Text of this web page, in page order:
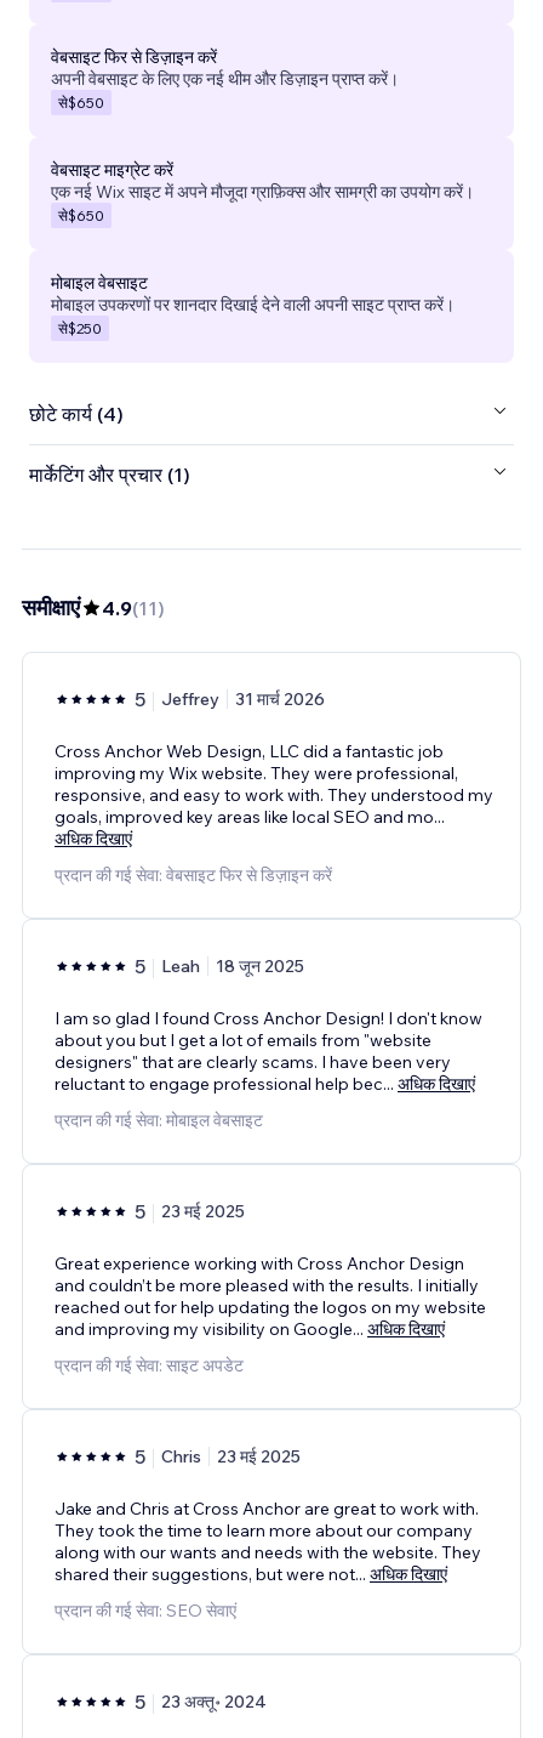
वेबसाइट फिर से डिज़ाइन करें
अपनी वेबसाइट के लिए एक नई थीम और डिज़ाइन प्राप्त करें।
से$650
वेबसाइट माइग्रेट करें
एक नई Wix साइट में अपने मौजूदा ग्राफ़िक्स और सामग्री का उपयोग करें।
से$650
मोबाइल वेबसाइट
मोबाइल उपकरणों पर शानदार दिखाई देने वाली अपनी साइट प्राप्त करें।
से$250
छोटे कार्य (4)
मार्केटिंग और प्रचार (1)
समीक्षाएं 4.9(11)
5 Jeffrey 31 मार्च 2026
Cross Anchor Web Design, LLC did a fantastic job
improving my Wix website. They were professional,
responsive, and easy to work with. They understood my
goals, improved key areas like local SEO and mo...
अधिक दिखाएं
प्रदान की गई सेवा: वेबसाइट फिर से डिज़ाइन करें
5 Leah 18 जून 2025
I am so glad I found Cross Anchor Design! I don't know
about you but I get a lot of emails from "website
designers" that are clearly scams. I have been very
reluctant to engage professional help bec... अधिक दिखाएं
प्रदान की गई सेवा: मोबाइल वेबसाइट
5 23 मई 2025
Great experience working with Cross Anchor Design
and couldn’t be more pleased with the results. I initially
reached out for help updating the logos on my website
and improving my visibility on Google... अधिक दिखाएं
प्रदान की गई सेवा: साइट अपडेट
5 Chris 23 मई 2025
Jake and Chris at Cross Anchor are great to work with.
They took the time to learn more about our company
along with our wants and needs with the website. They
shared their suggestions, but were not... अधिक दिखाएं
प्रदान की गई सेवा: SEO सेवाएं
5 23 अक्तू॰ 2024